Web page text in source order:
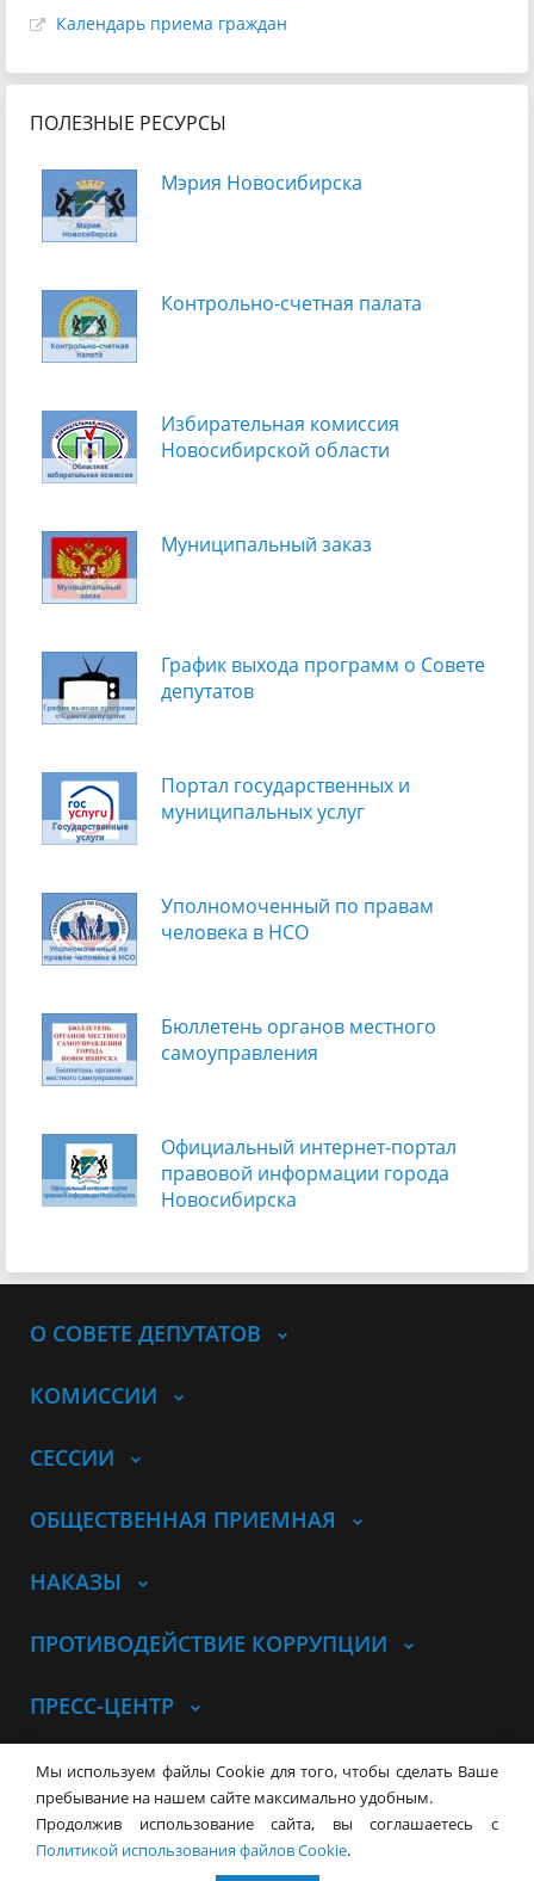
Календарь приема граждан
ПОЛЕЗНЫЕ РЕСУРСЫ
Мэрия Новосибирска
Контрольно-счетная палата
Избирательная комиссия
Новосибирской области
Муниципальный заказ
График выхода программ о Cовете
депутатов
Портал государственных и
муниципальных услуг
Уполномоченный по правам
человека в НСО
Бюллетень органов местного
самоуправления
Официальный интернет-портал
правовой информации города
Новосибирска
О СОВЕТЕ ДЕПУТАТОВ
КОМИССИИ
СЕССИИ
ОБЩЕСТВЕННАЯ ПРИЕМНАЯ
НАКАЗЫ
ПРОТИВОДЕЙСТВИЕ КОРРУПЦИИ
ПРЕСС-ЦЕНТР
© Совет депутатов города
НовосибирскаКонтакты Карта сайта
630099, г. Новосибирск, Красный
проспект, 34
Мы используем файлы Cookie для того, чтобы сделать Ваше
пребывание на нашем сайте максимально удобным.
Продолжив использование сайта, вы соглашаетесь с
Политикой использования файлов Cookie.